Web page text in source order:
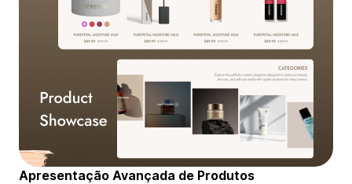
Apresentação Avançada de Produtos